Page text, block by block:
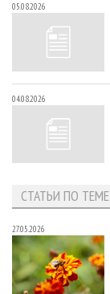
05.08.2026
04.08.2026
СТАТЬИ ПО ТЕМЕ
27.05.2026